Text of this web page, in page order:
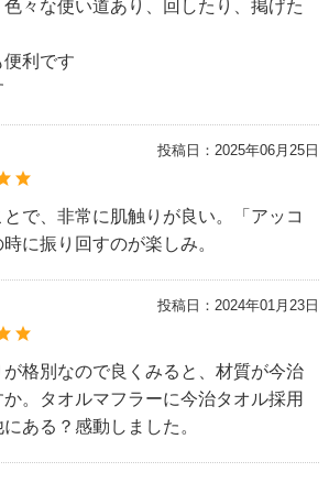
々な使い道あり、回したり、掲げた
利です
投稿日： 2025年06月25日
で、非常に肌触りが良い。「アッコ
に振り回すのが楽しみ。
投稿日： 2024年01月23日
格別なので良くみると、材質が今治
。タオルマフラーに今治タオル採用
ある？感動しました。